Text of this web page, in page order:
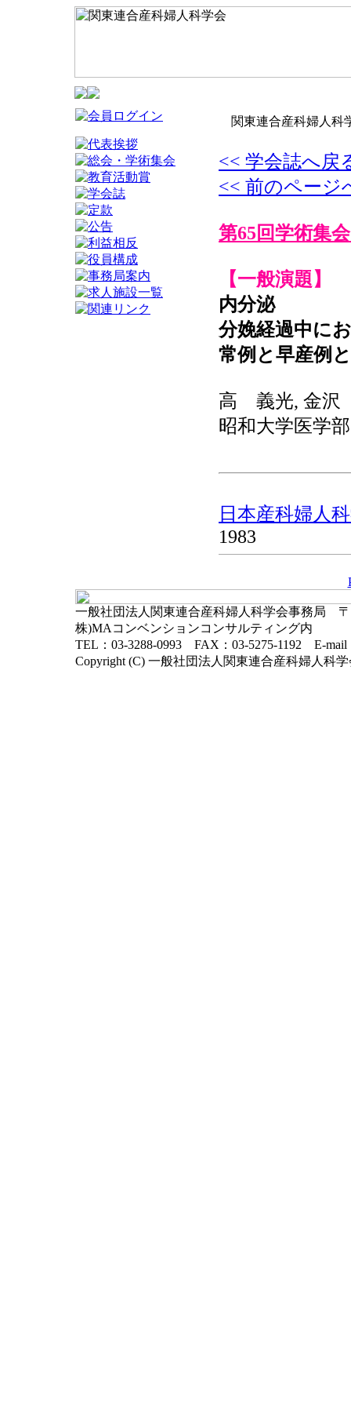
関東連合産科婦人科
<< 学会誌へ戻
<< 前のページ
第65回学術集会
【一般演題】
内分泌
分娩経過中に
常例と早産例
高 義光, 金
昭和大学医学部
日本産科婦人
1983
一般社団法人関東連合産科婦人科学会事務局 〒
株)MAコンベンションコンサルティング内
TEL：03-3288-0993 FAX：03-5275-1192 E-mail
Copyright (C) 一般社団法人関東連合産科婦人科